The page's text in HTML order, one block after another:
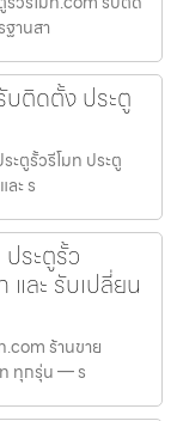
านสา
ติดตั้ง ประตู
ตูรั้วรีโมท ประตู
ะ ร
ระตูรั้ว
และ รับเปลี่ยน
.com ร้านขาย
ท ทุกรุ่น — ร